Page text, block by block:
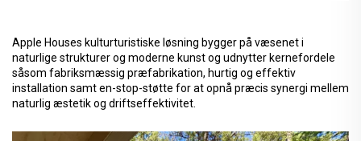
Apple Houses kulturturistiske løsning bygger på væsenet i
naturlige strukturer og moderne kunst og udnytter kernefordele
såsom fabriksmæssig præfabrikation, hurtig og effektiv
installation samt en-stop-støtte for at opnå præcis synergi mellem
naturlig æstetik og driftseffektivitet.